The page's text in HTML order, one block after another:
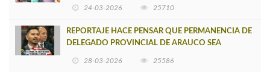
24-03-2026 25710
REPORTAJE HACE PENSAR QUE PERMANENCIA DE
DELEGADO PROVINCIAL DE ARAUCO SEA
28-03-2026 25586